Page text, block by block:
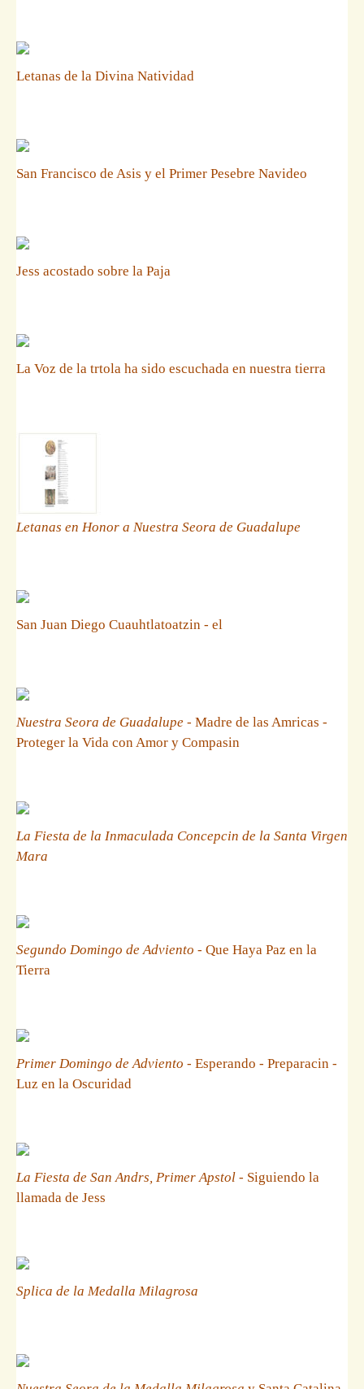
Letanas de la Divina Natividad
San Francisco de Asis y el Primer Pesebre Navideo
Jess acostado sobre la Paja
La Voz de la trtola ha sido escuchada en nuestra tierra
Letanas en Honor a Nuestra Seora de Guadalupe
San Juan Diego Cuauhtlatoatzin - el
Nuestra Seora de Guadalupe - Madre de las Amricas -
Proteger la Vida con Amor y Compasin
La Fiesta de la Inmaculada Concepcin de la Santa Virgen
Mara
Segundo Domingo de Adviento - Que Haya Paz en la
Tierra
Primer Domingo de Adviento - Esperando - Preparacin -
Luz en la Oscuridad
La Fiesta de San Andrs, Primer Apstol - Siguiendo la
llamada de Jess
Splica de la Medalla Milagrosa